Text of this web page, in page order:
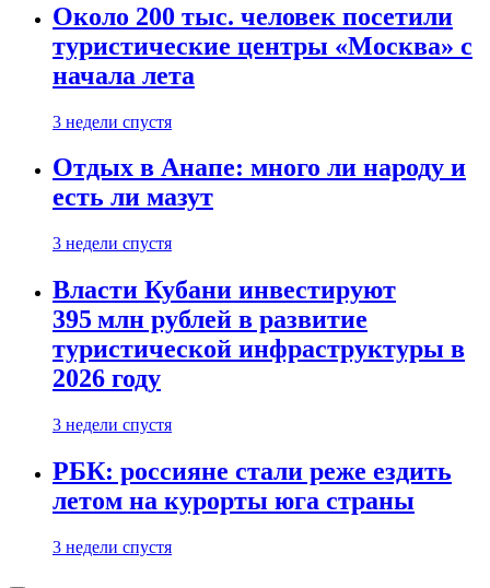
Около 200 тыс. человек посетили
туристические центры «Москва» с
начала лета
3 недели спустя
Отдых в Анапе: много ли народу и
есть ли мазут
3 недели спустя
Власти Кубани инвестируют
395 млн рублей в развитие
туристической инфраструктуры в
2026 году
3 недели спустя
РБК: россияне стали реже ездить
летом на курорты юга страны
3 недели спустя